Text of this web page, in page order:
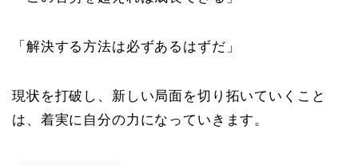
「解決する方法は必ずあるはずだ」
現状を打破し、新しい局面を切り拓いていくこと
は、着実に自分の力になっていきます。